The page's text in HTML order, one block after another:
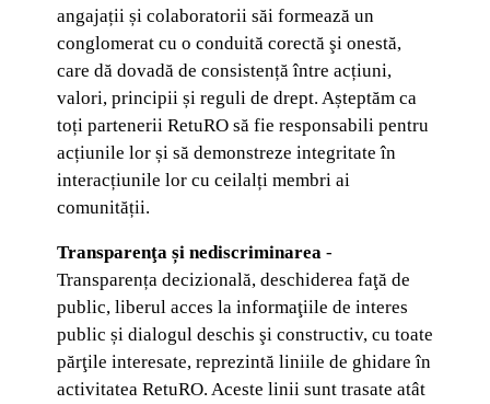
angajații și colaboratorii săi formează un
conglomerat cu o conduită corectă şi onestă,
care dă dovadă de consistență între acțiuni,
valori, principii și reguli de drept. Așteptăm ca
toți partenerii RetuRO să fie responsabili pentru
acțiunile lor și să demonstreze integritate în
interacțiunile lor cu ceilalți membri ai
comunității.
Transparenţa și nediscriminarea -
Transparența decizională, deschiderea faţă de
public, liberul acces la informaţiile de interes
public și dialogul deschis şi constructiv, cu toate
părţile interesate, reprezintă liniile de ghidare în
activitatea RetuRO. Aceste linii sunt trasate atât